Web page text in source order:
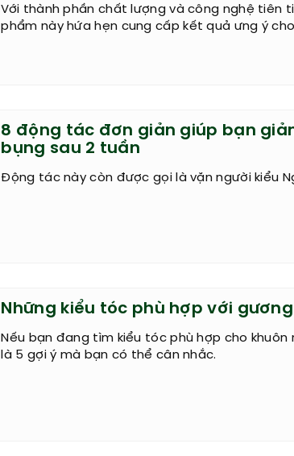
Với thành phần chất lượng và công nghệ tiên
phẩm này hứa hẹn cung cấp kết quả ưng ý
8 động tác đơn giản giúp bạn
bụng sau 2 tuần
Động tác này còn được gọi là vặn người kiểu
Những kiểu tóc phù hợp với
Nếu bạn đang tìm kiểu tóc phù hợp cho
là 5 gợi ý mà bạn có thể cân nhắc.